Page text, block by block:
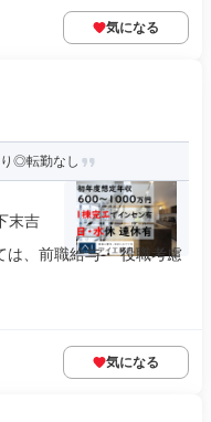
気になる
◎転勤なし
末吉
、前職給与・ 役職考慮
気になる